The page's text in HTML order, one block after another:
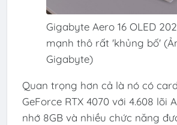
Gigabyte Aero 16 OLED
mạnh thô rất 'khủng bố'
Gigabyte)
Quan trọng hơn cả là nó có
GeForce RTX 4070 với 4.608 lõi
nhớ 8GB và nhiều chức năng